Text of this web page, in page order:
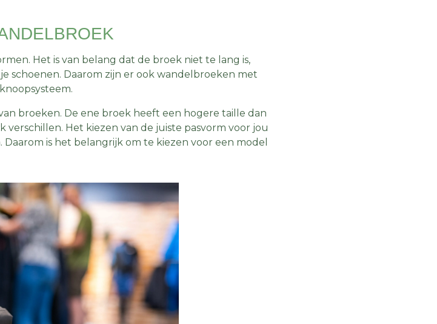
Het is van belang dat de broek niet te lang is,
schoenen. Daarom zijn er ook wandelbroeken met
broeken. De ene broek heeft een hogere taille dan
Het kiezen van de juiste pasvorm voor jou
is het belangrijk om te kiezen voor een model